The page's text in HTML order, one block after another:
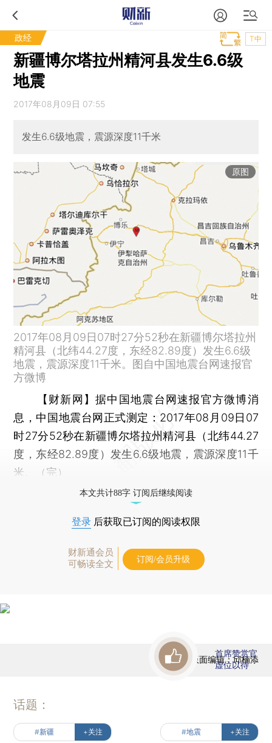
政经 T中
新疆博尔塔拉州精河县发生6.6级
地震
2017年08月09日 07:55
发生6.6级地震，震源深度11千米
原图
2017年08月09日07时27分52秒在新疆博尔塔拉州
精河县（北纬44.27度，东经82.89度）发生6.6级
地震，震源深度11千米。图自中国地震台网速报官
方微博
【财新网】据中国地震台网速报官方微博消
息，中国地震台网正式测定：2017年08月09日07
时27分52秒在新疆博尔塔拉州精河县（北纬44.27
度，东经82.89度）发生6.6级地震，震源深度11千
米。（完）
本文共计88字 订阅后继续阅读
登录 后获取已订阅的阅读权限
财新通会员
可畅读全文
订阅/会员升级
版面编辑：邱楠添
首席赞赏官
虚位以待
话题：
#新疆 +关注 #地震 +关注